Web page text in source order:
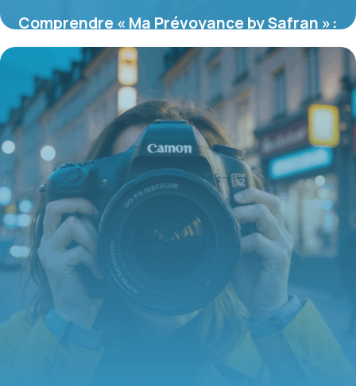
Comprendre « Ma Prévoyance by Safran » :
la protection sociale sur-mesure pour les
salariés du Groupe
16 juin 2026